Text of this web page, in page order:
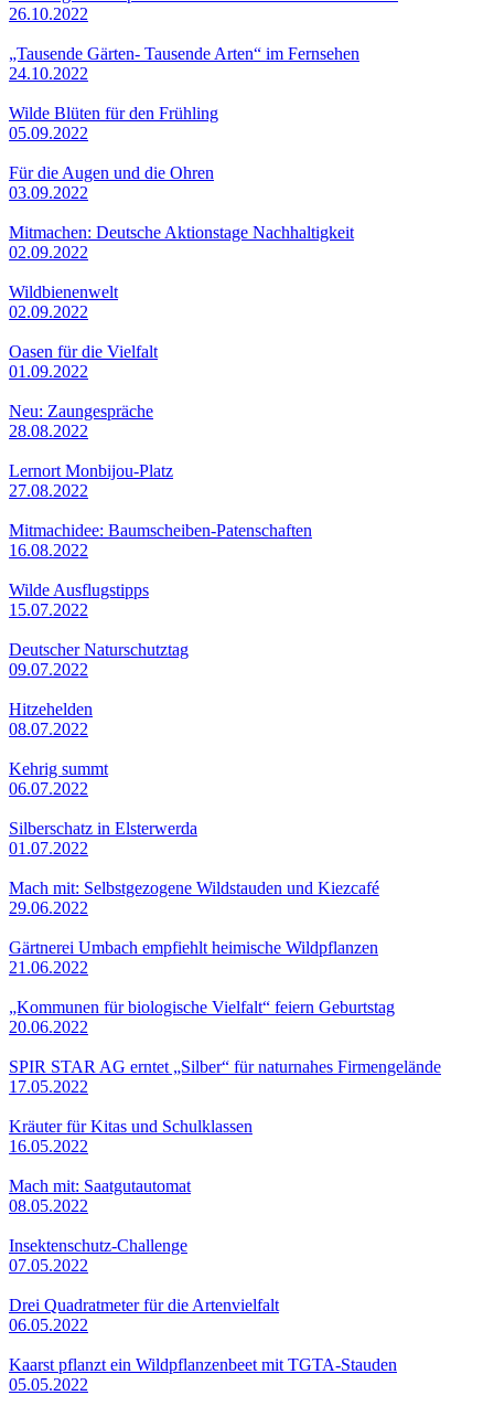
26.10.2022
„Tausende Gärten- Tausende Arten“ im Fernsehen
24.10.2022
Wilde Blüten für den Frühling
05.09.2022
Für die Augen und die Ohren
03.09.2022
Mitmachen: Deutsche Aktionstage Nachhaltigkeit
02.09.2022
Wildbienenwelt
02.09.2022
Oasen für die Vielfalt
01.09.2022
Neu: Zaungespräche
28.08.2022
Lernort Monbijou-Platz
27.08.2022
Mitmachidee: Baumscheiben-Patenschaften
16.08.2022
Wilde Ausflugstipps
15.07.2022
Deutscher Naturschutztag
09.07.2022
Hitzehelden
08.07.2022
Kehrig summt
06.07.2022
Silberschatz in Elsterwerda
01.07.2022
Mach mit: Selbstgezogene Wildstauden und Kiezcafé
29.06.2022
Gärtnerei Umbach empfiehlt heimische Wildpflanzen
21.06.2022
„Kommunen für biologische Vielfalt“ feiern Geburtstag
20.06.2022
SPIR STAR AG erntet „Silber“ für naturnahes Firmengelände
17.05.2022
Kräuter für Kitas und Schulklassen
16.05.2022
Mach mit: Saatgutautomat
08.05.2022
Insektenschutz-Challenge
07.05.2022
Drei Quadratmeter für die Artenvielfalt
06.05.2022
Kaarst pflanzt ein Wildpflanzenbeet mit TGTA-Stauden
05.05.2022